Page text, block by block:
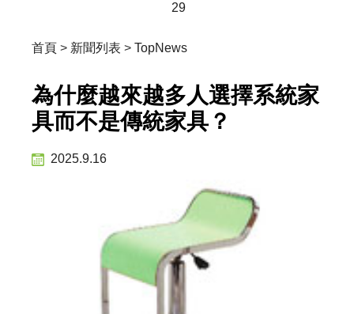
29
首頁 > 新聞列表 > TopNews
為什麼越來越多人選擇系統家
具而不是傳統家具？
2025.9.16